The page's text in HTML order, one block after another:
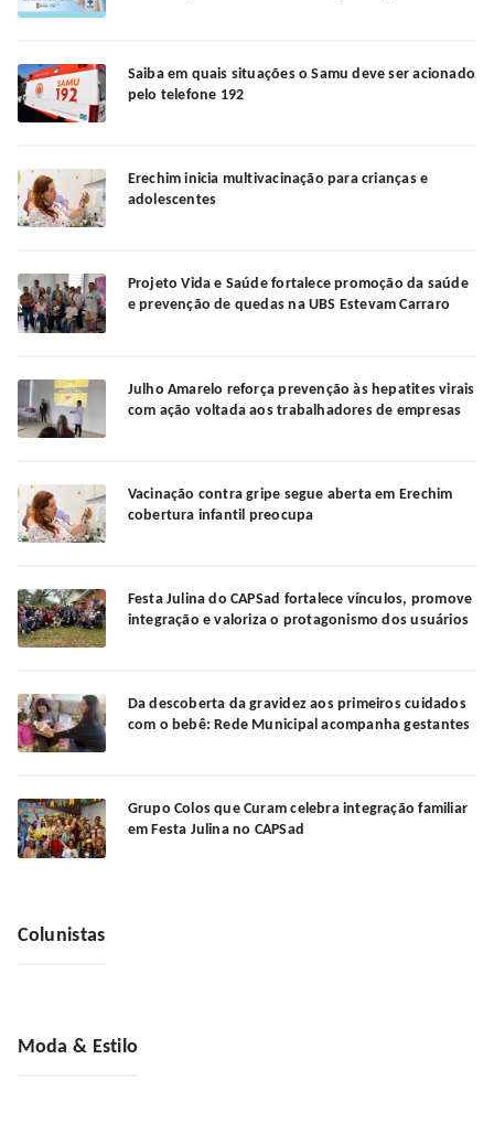
Saiba em quais situações o Samu deve ser acionado
pelo telefone 192
Erechim inicia multivacinação para crianças e
adolescentes
Projeto Vida e Saúde fortalece promoção da saúde
e prevenção de quedas na UBS Estevam Carraro
Julho Amarelo reforça prevenção às hepatites virais
com ação voltada aos trabalhadores de empresas
Vacinação contra gripe segue aberta em Erechim
cobertura infantil preocupa
Festa Julina do CAPSad fortalece vínculos, promove
integração e valoriza o protagonismo dos usuários
Da descoberta da gravidez aos primeiros cuidados
com o bebê: Rede Municipal acompanha gestantes
Grupo Colos que Curam celebra integração familiar
em Festa Julina no CAPSad
Colunistas
Moda & Estilo